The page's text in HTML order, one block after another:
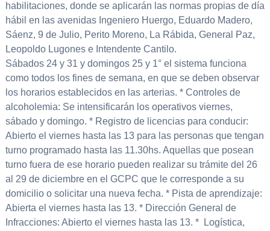
habilitaciones, donde se aplicarán las normas propias de día
hábil en las avenidas Ingeniero Huergo, Eduardo Madero,
Sáenz, 9 de Julio, Perito Moreno, La Rábida, General Paz,
Leopoldo Lugones e Intendente Cantilo.
Sábados 24 y 31 y domingos 25 y 1° el sistema funciona
como todos los fines de semana, en que se deben observar
los horarios establecidos en las arterias. * Controles de
alcoholemia: Se intensificarán los operativos viernes,
sábado y domingo. * Registro de licencias para conducir:
Abierto el viernes hasta las 13 para las personas que tengan
turno programado hasta las 11.30hs. Aquellas que posean
turno fuera de ese horario pueden realizar su trámite del 26
al 29 de diciembre en el GCPC que le corresponde a su
domicilio o solicitar una nueva fecha. * Pista de aprendizaje:
Abierta el viernes hasta las 13. * Dirección General de
Infracciones: Abierto el viernes hasta las 13. * Logística,